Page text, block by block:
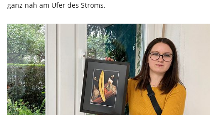
ganz nah am Ufer des Stroms.